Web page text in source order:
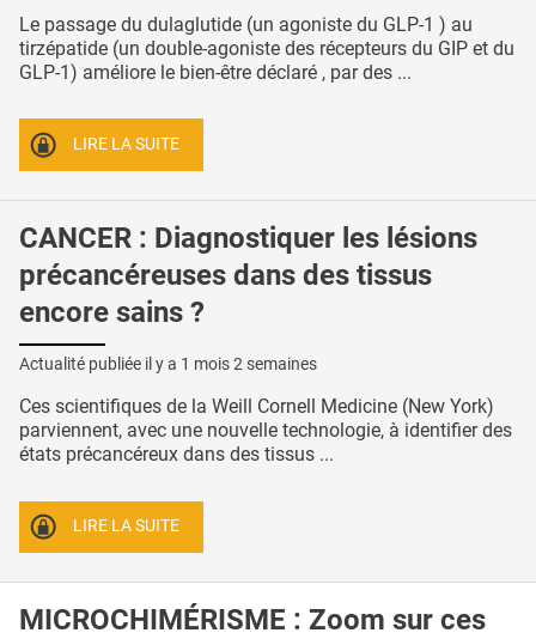
Le passage du dulaglutide (un agoniste du GLP-1 ) au
tirzépatide (un double-agoniste des récepteurs du GIP et du
GLP-1) améliore le bien-être déclaré , par des ...
LIRE LA SUITE
CANCER : Diagnostiquer les lésions
précancéreuses dans des tissus
encore sains ?
Actualité publiée il y a 1 mois 2 semaines
Ces scientifiques de la Weill Cornell Medicine (New York)
parviennent, avec une nouvelle technologie, à identifier des
états précancéreux dans des tissus ...
LIRE LA SUITE
MICROCHIMÉRISME : Zoom sur ces